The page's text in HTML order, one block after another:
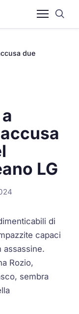
due
LG
di
capaci
assassine.
Rozio,
sembra